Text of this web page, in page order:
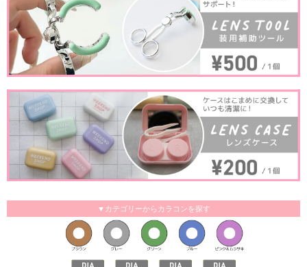
▼カテゴリーからカラコンを探す